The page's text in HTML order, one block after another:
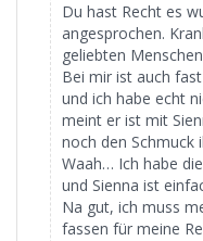
Du hast Recht es
angesprochen.
geliebten
Bei mir ist auch
und ich habe echt
meint er ist mit
noch den Schmuck
Waah… Ich habe
und Sienna ist
Na gut, ich muss
fassen für meine